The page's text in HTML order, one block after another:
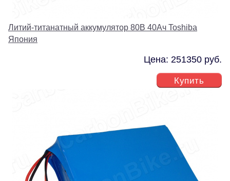
Литий-титанатный аккумулятор 80В 40Ач Toshiba
Япония
Цена: 251350 руб.
Купить